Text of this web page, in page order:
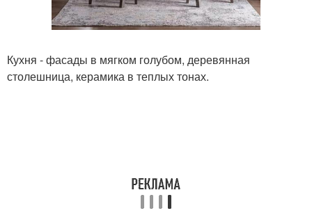
Кухня - фасады в мягком голубом, деревянная
столешница, керамика в теплых тонах.